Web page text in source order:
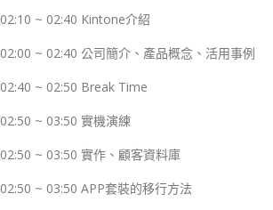
02:10 ~ 02:40 Kintone介紹
02:00 ~ 02:40 公司簡介、產品概念、活用事例
02:40 ~ 02:50 Break Time
02:50 ~ 03:50 實機演練
02:50 ~ 03:50 實作、顧客資料庫
02:50 ~ 03:50 APP套裝的移行方法